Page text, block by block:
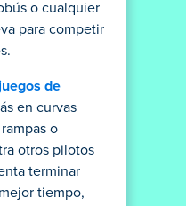
o cualquier
para competir
juegos de
en curvas
o
otros pilotos
terminar
tiempo,